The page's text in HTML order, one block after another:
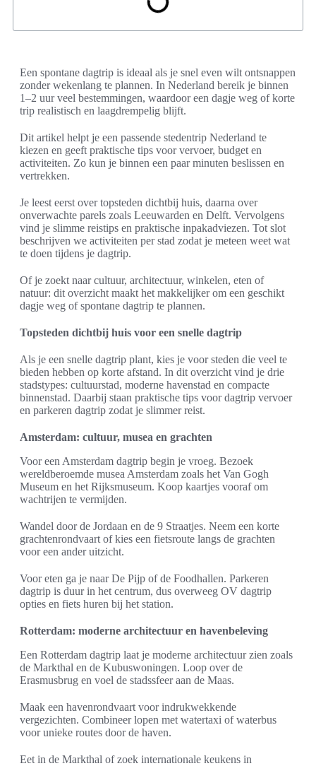
Een spontane dagtrip is ideaal als je snel even wilt ontsnappen
zonder wekenlang te plannen. In Nederland bereik je binnen
1–2 uur veel bestemmingen, waardoor een dagje weg of korte
trip realistisch en laagdrempelig blijft.
Dit artikel helpt je een passende stedentrip Nederland te
kiezen en geeft praktische tips voor vervoer, budget en
activiteiten. Zo kun je binnen een paar minuten beslissen en
vertrekken.
Je leest eerst over topsteden dichtbij huis, daarna over
onverwachte parels zoals Leeuwarden en Delft. Vervolgens
vind je slimme reistips en praktische inpakadviezen. Tot slot
beschrijven we activiteiten per stad zodat je meteen weet wat
te doen tijdens je dagtrip.
Of je zoekt naar cultuur, architectuur, winkelen, eten of
natuur: dit overzicht maakt het makkelijker om een geschikt
dagje weg of spontane dagtrip te plannen.
Topsteden dichtbij huis voor een snelle dagtrip
Als je een snelle dagtrip plant, kies je voor steden die veel te
bieden hebben op korte afstand. In dit overzicht vind je drie
stadstypes: cultuurstad, moderne havenstad en compacte
binnenstad. Daarbij staan praktische tips voor dagtrip vervoer
en parkeren dagtrip zodat je slimmer reist.
Amsterdam: cultuur, musea en grachten
Voor een Amsterdam dagtrip begin je vroeg. Bezoek
wereldberoemde musea Amsterdam zoals het Van Gogh
Museum en het Rijksmuseum. Koop kaartjes vooraf om
wachtrijen te vermijden.
Wandel door de Jordaan en de 9 Straatjes. Neem een korte
grachtenrondvaart of kies een fietsroute langs de grachten
voor een ander uitzicht.
Voor eten ga je naar De Pijp of de Foodhallen. Parkeren
dagtrip is duur in het centrum, dus overweeg OV dagtrip
opties en fiets huren bij het station.
Rotterdam: moderne architectuur en havenbeleving
Een Rotterdam dagtrip laat je moderne architectuur zien zoals
de Markthal en de Kubuswoningen. Loop over de
Erasmusbrug en voel de stadssfeer aan de Maas.
Maak een havenrondvaart voor indrukwekkende
vergezichten. Combineer lopen met watertaxi of waterbus
voor unieke routes door de haven.
Eet in de Markthal of zoek internationale keukens in